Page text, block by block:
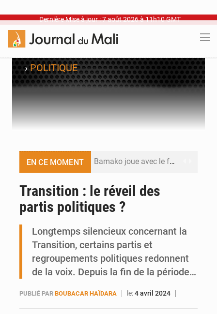
Dernière Mise à jour : 7 août 2026 à 11h10 GMT
›POLITIQUE
EN CE MOMENT Bamako joue avec le feu
Transition : le réveil des
partis politiques ?
Longtemps silencieux concernant la
Transition, certains partis et
regroupements politiques redonnent
de la voix. Depuis la fin de la période…
PUBLIÉ PAR BOUBACAR HAÏDARA le:4 avril 2024